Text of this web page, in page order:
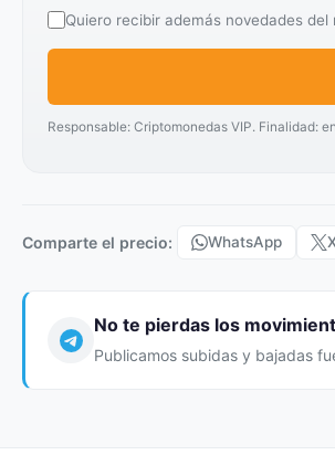
Quiero recibir además novedades del
Responsable: Criptomonedas VIP. Finalidad:
Comparte el precio: WhatsApp
No te pierdas los
Publicamos subidas y bajadas